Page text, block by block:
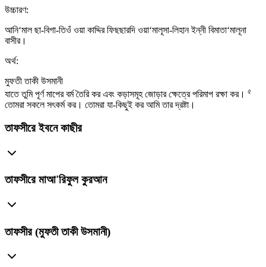
উচ্চারণ:
আনি‘মাল ছা-বিগা-তিওঁ ওয়া কাদ্দির ফিছছারদি ওয়া‘মালূসা-লিহান ইন্নী বিমাতা‘মালূনা
বাসীর।
অর্থ:
মুফতী তাকী উসমানী
যাতে তুমি পূর্ণ মাপের বর্ম তৈরি কর এবং কড়াসমূহ জোড়ার ক্ষেত্রে পরিমাপ রক্ষা কর। ৫
তোমরা সকলে সৎকর্ম কর। তোমরা যা-কিছুই কর আমি তার দ্রষ্টা।
তাফসীরে ইবনে কাছীর
তাফসীরে মাআ'রিফুল কুরআন
তাফসীর (মুফতী তাকী উসমানী)